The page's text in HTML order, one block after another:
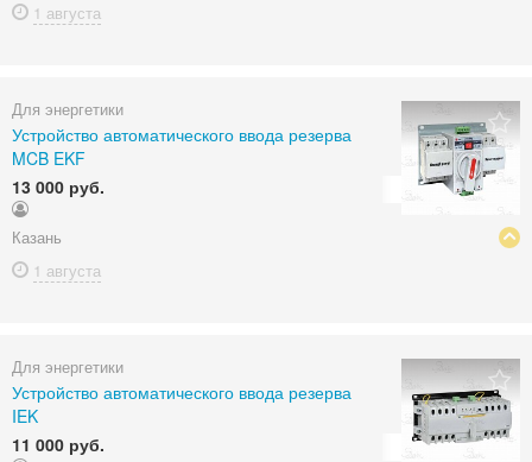
1 августа
Для энергетики
Устройство автоматического ввода резерва
MCB EKF
13 000 руб.
Казань
1 августа
Для энергетики
Устройство автоматического ввода резерва
IEK
11 000 руб.